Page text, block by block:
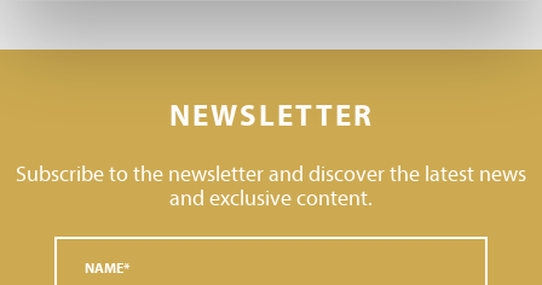
NEWSLETTER
Subscribe to the newsletter and discover the latest news
and exclusive content.